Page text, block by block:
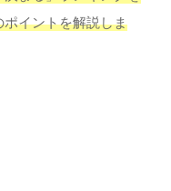
イントを解説しま